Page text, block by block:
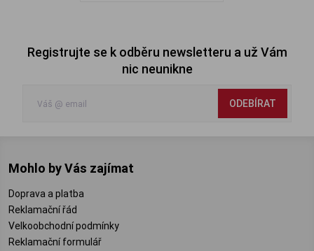
Registrujte se k odběru newsletteru a už Vám
nic neunikne
ODEBÍRAT
Mohlo by Vás zajímat
Doprava a platba
Reklamační řád
Velkoobchodní podmínky
Reklamační formulář